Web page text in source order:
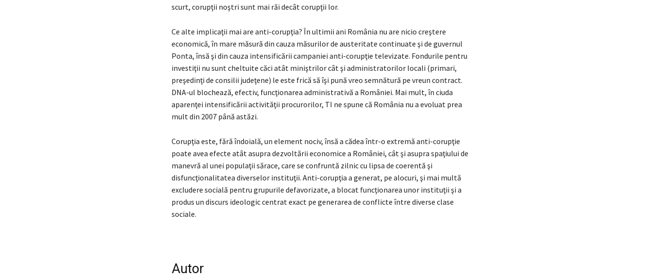
scurt, corupţii noştri sunt mai răi decât corupţii lor.
Ce alte implicaţii mai are anti-corupţia? În ultimii ani România nu are nicio creştere
economică, în mare măsură din cauza măsurilor de austeritate continuate şi de guvernul
Ponta, însă şi din cauza intensificării campaniei anti-corupţie televizate. Fondurile pentru
investiţii nu sunt cheltuite căci atât miniştrilor cât şi administratorilor locali (primari,
preşedinţi de consilii judeţene) le este frică să îşi pună vreo semnătură pe vreun contract.
DNA-ul blochează, efectiv, funcţionarea administrativă a României. Mai mult, în ciuda
aparenţei intensificării activităţii procurorilor, TI ne spune că România nu a evoluat prea
mult din 2007 până astăzi.
Corupţia este, fără îndoială, un element nociv, însă a cădea într-o extremă anti-corupţie
poate avea efecte atât asupra dezvoltării economice a României, cât şi asupra spaţiului de
manevră al unei populaţii sărace, care se confruntă zilnic cu lipsa de coerentă şi
disfuncţionalitatea diverselor instituţii. Anti-corupţia a generat, pe alocuri, şi mai multă
excludere socială pentru grupurile defavorizate, a blocat funcţionarea unor instituţii şi a
produs un discurs ideologic centrat exact pe generarea de conflicte între diverse clase
sociale.
Autor